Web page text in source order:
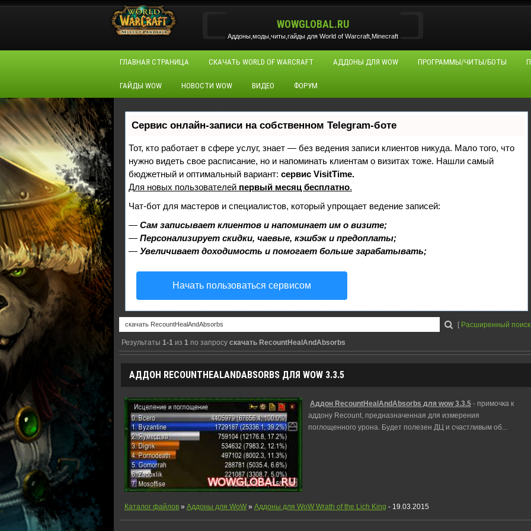
WOWGLOBAL.RU
Аддоны,моды,читы,гайды для World of Warcraft,Minecraft
ГЛАВНАЯ СТРАНИЦА СКАЧАТЬ WORLD OF WARCRAFT АДДОНЫ ДЛЯ WOW ПРОГРАММЫ/ЧИТЫ/БОТЫ
ГАЙДЫ WOW НОВОСТИ WOW ВИДЕО ФОРУМ
Сервис онлайн-записи на собственном Telegram-боте
Тот, кто работает в сфере услуг, знает — без ведения записи клиентов никуда. Мало того, что
нужно видеть свое расписание, но и напоминать клиентам о визитах тоже. Нашли самый
бюджетный и оптимальный вариант: сервис VisitTime.
Для новых пользователей первый месяц бесплатно.
Чат-бот для мастеров и специалистов, который упрощает ведение записей:
— Сам записывает клиентов и напоминает им о визите;
— Персонализирует скидки, чаевые, кэшбэк и предоплаты;
— Увеличивает доходимость и помогает больше зарабатывать;
Начать пользоваться сервисом
[ Расширенный поиск
Результаты 1-1 из 1 по запросу скачать RecountHealAndAbsorbs
АДДОН RECOUNTHEALANDABSORBS ДЛЯ WOW 3.3.5
Аддон RecountHealAndAbsorbs для wow 3.3.5 - примочка к
аддону Recount, предназначенная для измерения
поглощенного урона. Будет полезен ДЦ и счастливым об
Каталог файлов » Аддоны для WoW » Аддоны для WoW Wrath of the Lich King - 19.03.2015